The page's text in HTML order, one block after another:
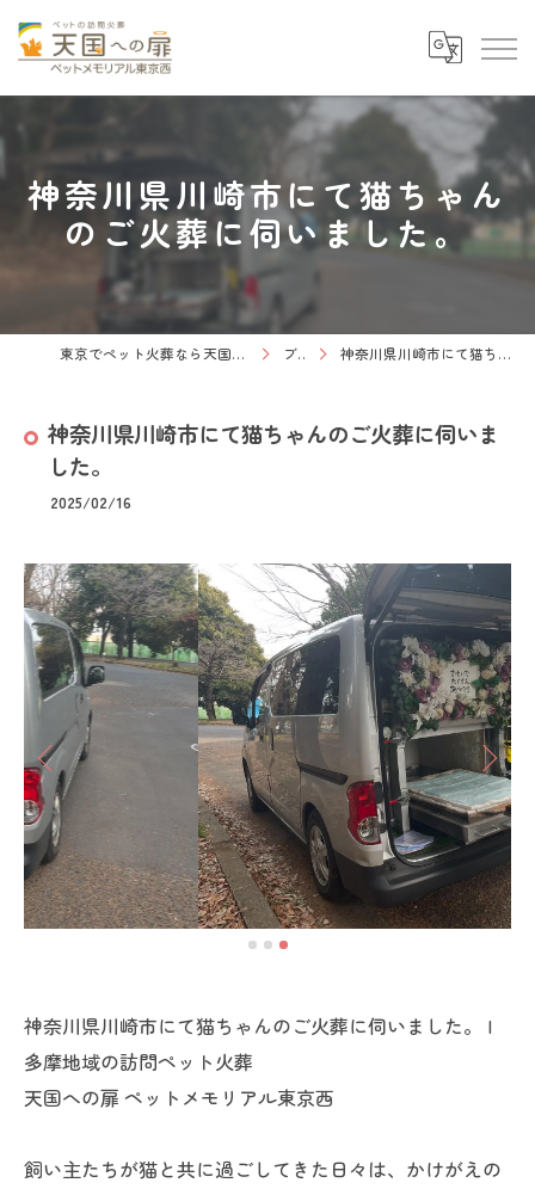
神奈川県川崎市にて猫ちゃん
のご火葬に伺いました。
東京でペット火葬なら天国への扉 ペットメモリアル東京西 ブログ 神奈川県川崎市にて猫ちゃんのご火葬に伺いました。
神奈川県川崎市にて猫ちゃんのご火葬に伺いま
した。
2025/02/16
神奈川県川崎市にて猫ちゃんのご火葬に伺いました。 |
多摩地域の訪問ペット火葬
天国への扉 ペットメモリアル東京西
飼い主たちが猫と共に過ごしてきた日々は、かけがえの